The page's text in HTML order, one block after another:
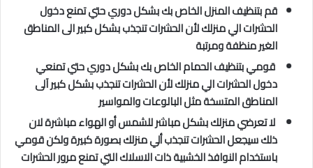
قم بتنظيف المنزل الخاص بك بشكل دوري حتي تمنع دخول
الحشرات الي منزلك لأن الحشرات تنجذب بشكل كبير الى المناطق
الغير منظفة ومرتبة
قومي بتنظيف الحمام الخاص بك بشكل دوري حتي تمنعي
دخول الحشرات الي منزلك لأن الحشرات تنجذب بشكل كبير آلى
المناطق المتسخة مثل البالوعات والمواسير
لا تعرضي منزلك بشكل مباشر للشمس أو الهواء مباشرة لان
ذلك سيجعل الحشرات تنجذب ألي منزلك بصورة كبيرة ولكن قومي
باستخدام النوافذ الخشبية ذات الاسلاك التي تمنع مرور الحشرات